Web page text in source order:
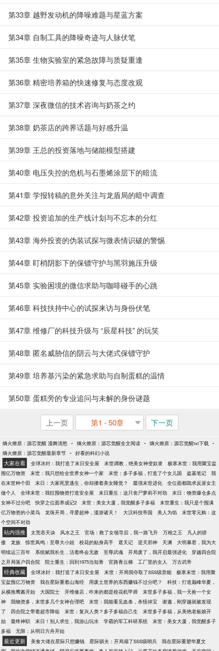
第33章 越野发动机的降噪难题与星蓝方案
第34章 自制工具的降噪奇迹与人脉伏笔
第35章 生物实验室的紧急故障与质疑重逢
第36章 精密培养箱的快速修复与态度改观
第37章 深夜微信的技术咨询与奶茶之约
第38章 奶茶店的跨界话题与好感升温
第39章 王总的投资落地与储能模型搭建
第40章 电压失控的危机与石墨烯涂层下的暗流
第41章 学报转稿的意外关注与龙盾局的暗中调查
第42章 投资追加的生产线计划与不忘本的分红
第43章 海外投资的伪装试探与微表情识破的警惕
第44章 盯梢阴影下的保镖守护与黑羽施压升级
第45章 实验困境的微信求助与咖啡碰手的心跳
第46章 科技扶持中心的试探来访与身份伏笔
第47章 维修厂的科技升级与 “辰星科技” 的玩笑
第48章 匿名威胁信的阴云与大佬式保镖守护
第49章 培养基污染的紧急求助与自制蛋糕的温情
第50章 蛋糕旁的专业追问与未解的身份谜题
上一页 第1 - 50章 下一页
熵火燎原：源芯觉醒 漫舞清愁 - 熵火燎原：源芯觉醒全文阅读 - 熵火燎原：源芯觉醒txt下载 -
熵火燎原：源芯觉醒最新章节 - 好看的科幻小说
大家在看 全球冰封：我打造了末日安全屋 末世调教，绝美女神变奴隶
极寒末世：我用聚宝盆
囤亿万物资
末世：我只想给全世界女神一个家 末世：多子多福，打造了个女儿国 盗墓笔记
我
在末世种个田
末日：大家死里逃生，你却搂着美女睡觉？ 最强末世进化
全位面都跪求反派女主
做个人
全球末世：我狂囤物资打造安全屋 末日重生：这只丧尸萝莉不对劲
末日：物资爆仓多点
女神不过分吧
快穿之位面养成记2 末世：美女大厦，我觉醒多子多福
末世重生：我只是个囤满
亿万物资的小菜鸟
龙珠开局，寻爱超神，漫游诸天！ 大汉科技帝国 美人为馅
末世零元购：这
个空间不对劲
站内强推 太荒吞天诀 风水之王 官场：救了女领导后，我一路飞升 万相之王
凡人的骄
傲
龙族 惊世凤鸣：至尊大小姐 校花的贴身高手 遮天记 逆天邪神 天渊
大明暴君，我为大
明续运三百年
系统赋我长生，活着终会无敌 至尊武魂 开局废了，我开启最强进化
穿越四合院
之开局落户四合院
院士重生：回到1975当知青 官路青云梯 工厂里的女人 万古武帝
经典收藏 全球冰封：我打造了末日安全屋 末世：开局我夺取了SSS级异能
极寒末世：我用聚
宝盆囤亿万物资
我在星际重着山海经 用废土世界的东西赚钱不过分吧？
科技：打造巅峰华夏，
从横推鹰酱开始
大国院士 开维修店，咋来的都是校花机甲师
末世多子多福，我一天捡一个女
神
我物资多，末世多几个女神合理吧 末世：我能看见血条，杀怪掉宝
谢邀，刚穿越就被发现
了
四合院之带着超市降临 末世：复兴人类？多子多福自己生
末世多子多福，从美艳老板娘开
始
最终神职 末日！别人求生，我游山玩水 学霸的军工科研系统
末世：美女大厦，我觉醒多子
多福
无限：从明日方舟开始
最近更新 美食大佬在星际只想赚钱 星际驯夫：开局扇了SSS级哨兵
我在星际重塑华夏文